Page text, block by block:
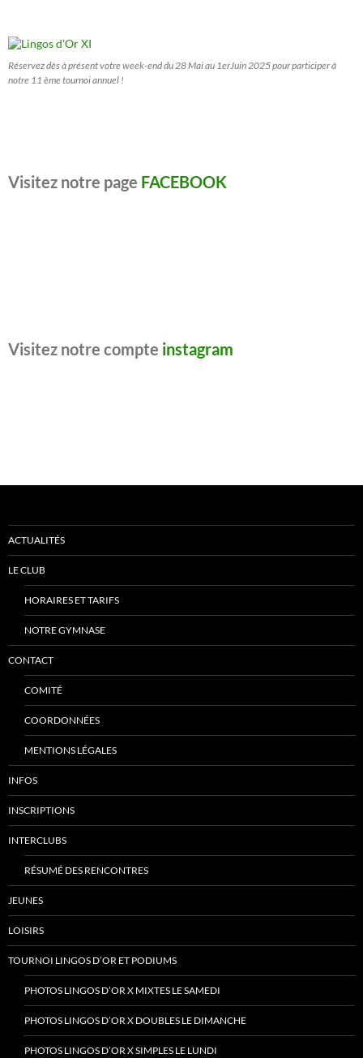
Réservez dès à présent votre week-end du 28 Mai au 1erJuin 2025 pour participer à
notre 11 ème tournoi annuel !
Visitez notre page FACEBOOK
Visitez notre compte instagram
ACTUALITÉS
LE CLUB
HORAIRES ET TARIFS
NOTRE GYMNASE
CONTACT
COMITÉ
COORDONNÉES
MENTIONS LÉGALES
INFOS
INSCRIPTIONS
INTERCLUBS
RÉSUMÉ DES RENCONTRES
JEUNES
LOISIRS
TOURNOI LINGOS D’OR ET PODIUMS
PHOTOS LINGOS D’OR X MIXTES LE SAMEDI
PHOTOS LINGOS D’OR X DOUBLES LE DIMANCHE
PHOTOS LINGOS D’OR X SIMPLES LE LUNDI